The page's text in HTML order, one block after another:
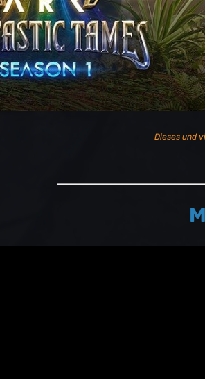
Dieses und